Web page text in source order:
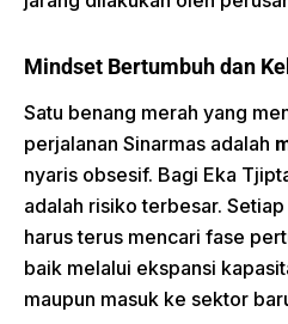
Mindset Bertumbuh dan
Satu benang merah yang
perjalanan Sinarmas adalah
nyaris obsesif. Bagi Eka
adalah risiko terbesar.
harus terus mencari fase
baik melalui ekspansi
maupun masuk ke sektor